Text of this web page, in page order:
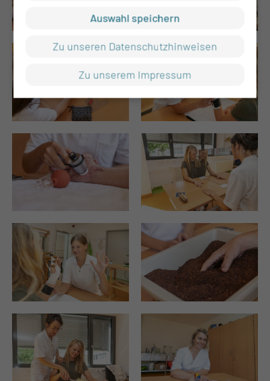
Auswahl speichern
Zu unseren Datenschutzhinweisen
Zu unserem Impressum